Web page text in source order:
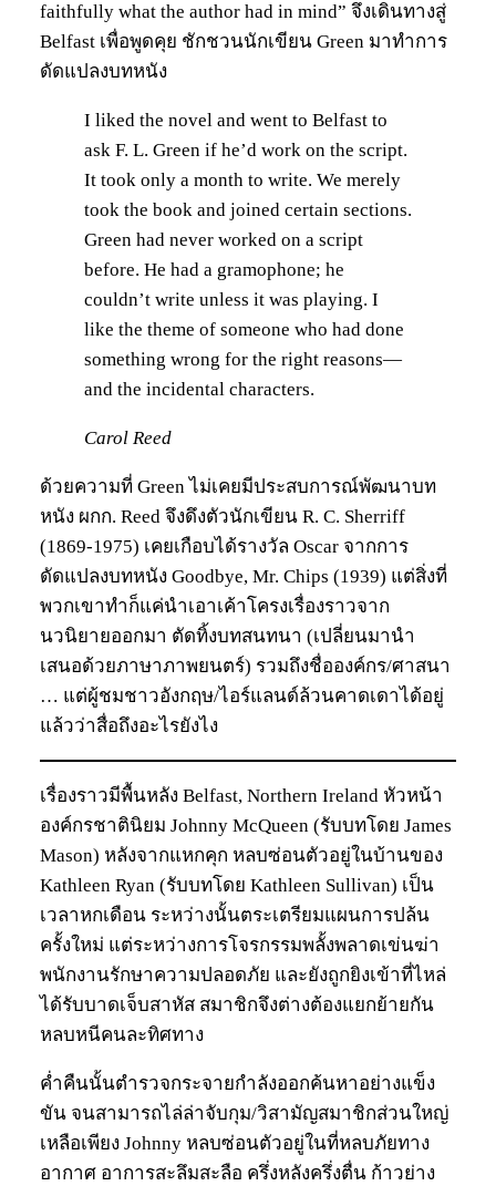
faithfully what the author had in mind” จึงเดินทางสู่
Belfast เพื่อพูดคุย ชักชวนนักเขียน Green มาทำการ
ดัดแปลงบทหนัง
I liked the novel and went to Belfast to
ask F. L. Green if he’d work on the script.
It took only a month to write. We merely
took the book and joined certain sections.
Green had never worked on a script
before. He had a gramophone; he
couldn’t write unless it was playing. I
like the theme of someone who had done
something wrong for the right reasons—
and the incidental characters.
Carol Reed
ด้วยความที่ Green ไม่เคยมีประสบการณ์พัฒนาบท
หนัง ผกก. Reed จึงดึงตัวนักเขียน R. C. Sherriff
(1869-1975) เคยเกือบได้รางวัล Oscar จากการ
ดัดแปลงบทหนัง Goodbye, Mr. Chips (1939) แต่สิ่งที่
พวกเขาทำก็แค่นำเอาเค้าโครงเรื่องราวจาก
นวนิยายออกมา ตัดทิ้งบทสนทนา (เปลี่ยนมานำ
เสนอด้วยภาษาภาพยนตร์) รวมถึงชื่อองค์กร/ศาสนา
… แต่ผู้ชมชาวอังกฤษ/ไอร์แลนด์ล้วนคาดเดาได้อยู่
แล้วว่าสื่อถึงอะไรยังไง
เรื่องราวมีพื้นหลัง Belfast, Northern Ireland หัวหน้า
องค์กรชาตินิยม Johnny McQueen (รับบทโดย James
Mason) หลังจากแหกคุก หลบซ่อนตัวอยู่ในบ้านของ
Kathleen Ryan (รับบทโดย Kathleen Sullivan) เป็น
เวลาหกเดือน ระหว่างนั้นตระเตรียมแผนการปล้น
ครั้งใหม่ แต่ระหว่างการโจรกรรมพลั้งพลาดเข่นฆ่า
พนักงานรักษาความปลอดภัย และยังถูกยิงเข้าที่ไหล่
ได้รับบาดเจ็บสาหัส สมาชิกจึงต่างต้องแยกย้ายกัน
หลบหนีคนละทิศทาง
ค่ำคืนนั้นตำรวจกระจายกำลังออกค้นหาอย่างแข็ง
ขัน จนสามารถไล่ล่าจับกุม/วิสามัญสมาชิกส่วนใหญ่
เหลือเพียง Johnny หลบซ่อนตัวอยู่ในที่หลบภัยทาง
อากาศ อาการสะลึมสะลือ ครึ่งหลังครึ่งตื่น ก้าวย่าง